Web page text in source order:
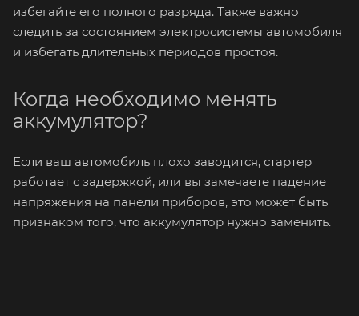
избегайте его полного разряда. Также важно
следить за состоянием электросистемы автомобиля
и избегать длительных периодов простоя.
Когда необходимо менять
аккумулятор?
Если ваш автомобиль плохо заводится, стартер
работает с задержкой, или вы замечаете падение
напряжения на панели приборов, это может быть
признаком того, что аккумулятор нужно заменить.